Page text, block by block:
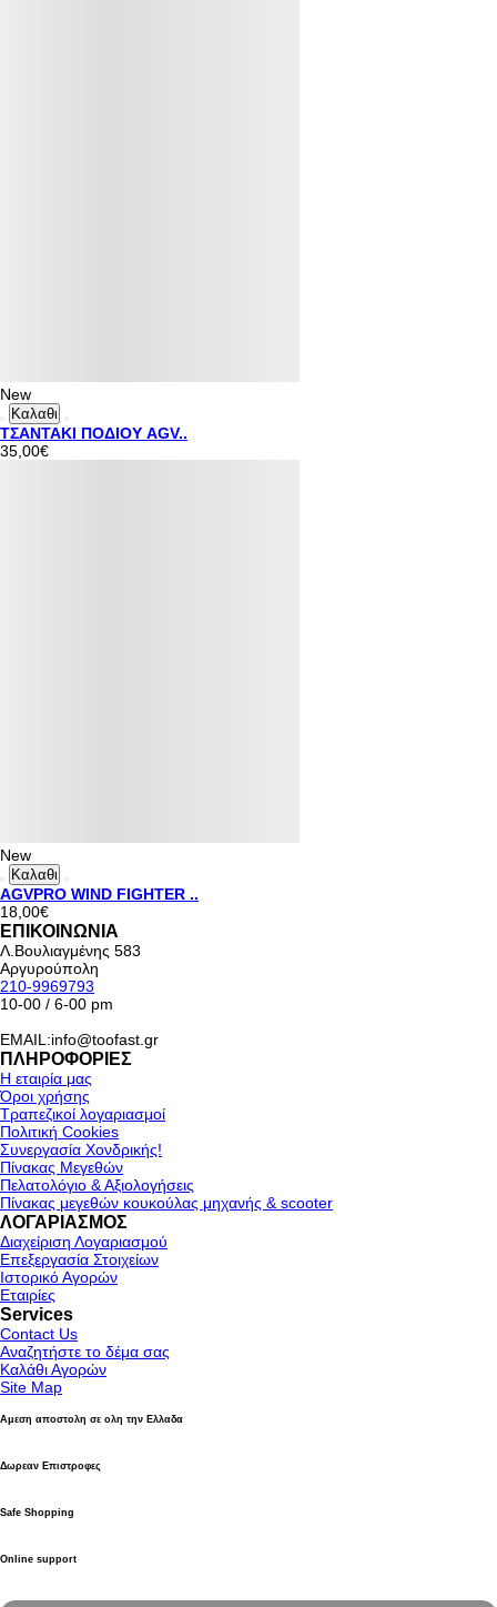
New
Καλαθι
ΤΣΑΝΤΑΚΙ ΠΟΔΙΟΥ AGV..
35,00€
New
Καλαθι
AGVPRO WIND FIGHTER ..
18,00€
ΕΠΙΚΟΙΝΩΝΙΑ
Λ.Βουλιαγμένης 583
Αργυρούπολη
210-9969793
10-00 / 6-00 pm
EMAIL:info@toofast.gr
ΠΛΗΡΟΦΟΡΙΕΣ
Η εταιρία μας
Όροι χρήσης
Τραπεζικοί λογαριασμοί
Πολιτική Cookies
Συνεργασία Χονδρικής!
Πίνακας Μεγεθών
Πελατολόγιο & Αξιολογήσεις
Πίνακας μεγεθών κουκούλας μηχανής & scooter
ΛΟΓΑΡΙΑΣΜΟΣ
Διαχείριση Λογαριασμού
Επεξεργασία Στοιχείων
Ιστορικό Αγορών
Εταιρίες
Services
Contact Us
Αναζητήστε το δέμα σας
Καλάθι Αγορών
Site Map
Αμεση αποστολη σε ολη την Ελλαδα
Δωρεαν Επιστροφες
Safe Shopping
Online support